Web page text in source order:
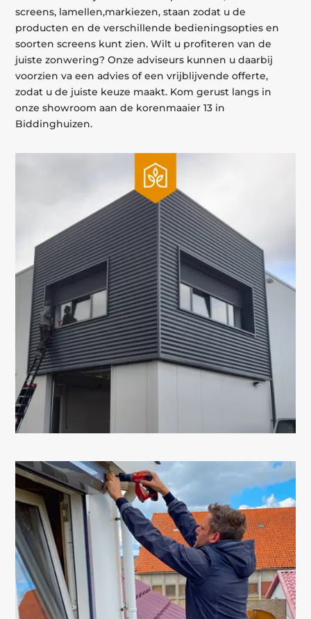
screens, lamellen,markiezen, staan zodat u de
producten en de verschillende bedieningsopties en
soorten screens kunt zien. Wilt u profiteren van de
juiste zonwering? Onze adviseurs kunnen u daarbij
voorzien va een advies of een vrijblijvende offerte,
zodat u de juiste keuze maakt. Kom gerust langs in
onze showroom aan de korenmaaier 13 in
Biddinghuizen.